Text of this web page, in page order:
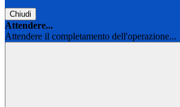
Chiudi
Attendere...
Attendere il completamento dell'operazione...